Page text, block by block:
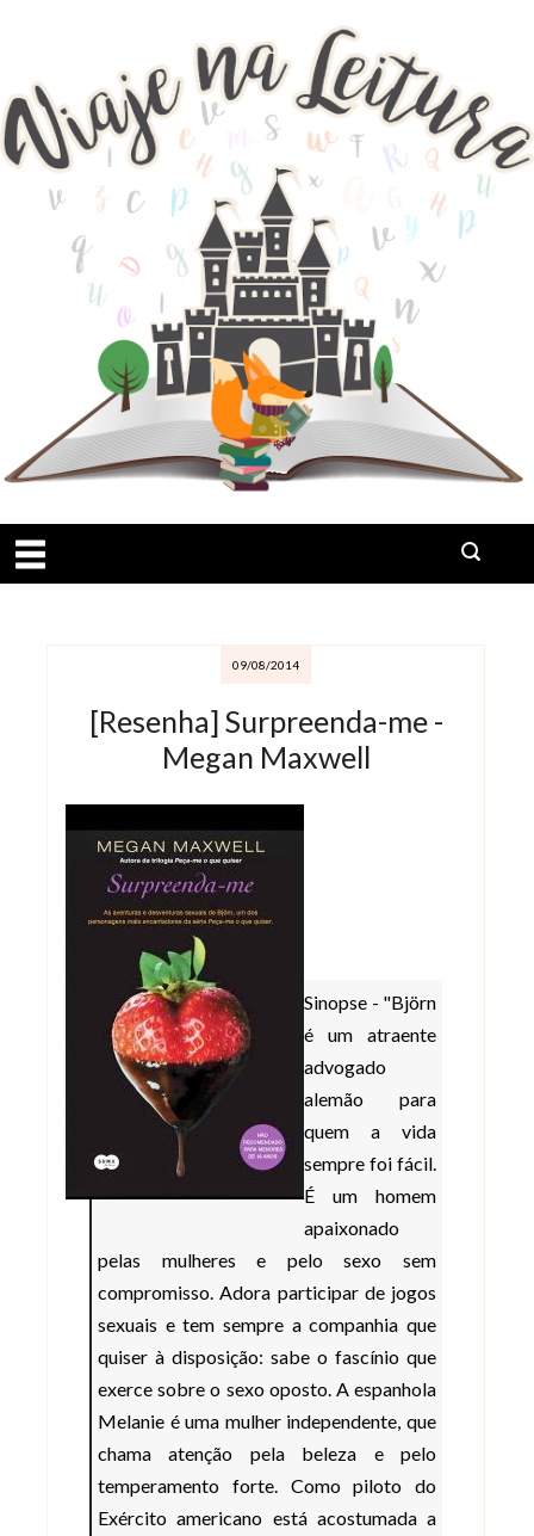
09/08/2014
[Resenha] Surpreenda-me -
Megan Maxwell
Sinopse - "Björn
é um atraente
advogado
alemão para
quem a vida
sempre foi fácil.
É um homem
apaixonado
pelas mulheres e pelo sexo sem
compromisso. Adora participar de jogos
sexuais e tem sempre a companhia que
quiser à disposição: sabe o fascínio que
exerce sobre o sexo oposto. A espanhola
Melanie é uma mulher independente, que
chama atenção pela beleza e pelo
temperamento forte. Como piloto do
Exército americano está acostumada a